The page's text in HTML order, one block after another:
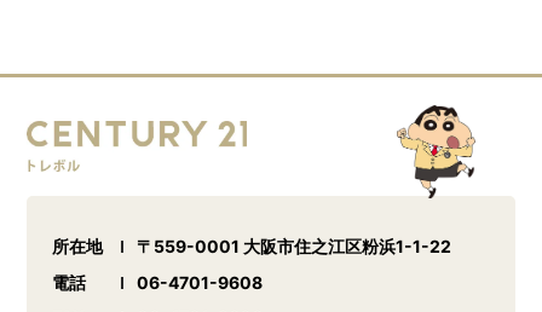
所在地
〒559-0001 大阪市住之江区粉浜1-1-22
電話
06-4701-9608